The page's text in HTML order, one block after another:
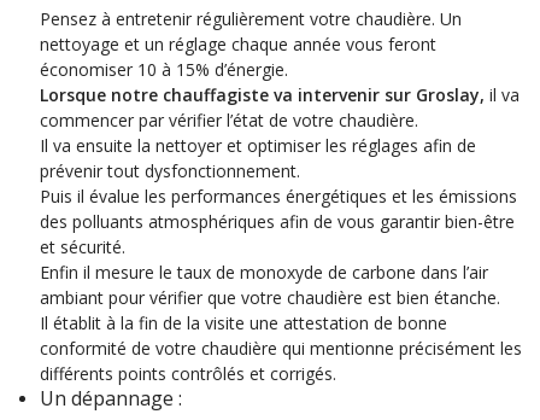
Pensez à entretenir régulièrement votre chaudière. Un
nettoyage et un réglage chaque année vous feront
économiser 10 à 15% d’énergie.
Lorsque notre chauffagiste va intervenir sur Groslay, il va
commencer par vérifier l’état de votre chaudière.
Il va ensuite la nettoyer et optimiser les réglages afin de
prévenir tout dysfonctionnement.
Puis il évalue les performances énergétiques et les émissions
des polluants atmosphériques afin de vous garantir bien-être
et sécurité.
Enfin il mesure le taux de monoxyde de carbone dans l’air
ambiant pour vérifier que votre chaudière est bien étanche.
Il établit à la fin de la visite une attestation de bonne
conformité de votre chaudière qui mentionne précisément les
différents points contrôlés et corrigés.
Un dépannage :